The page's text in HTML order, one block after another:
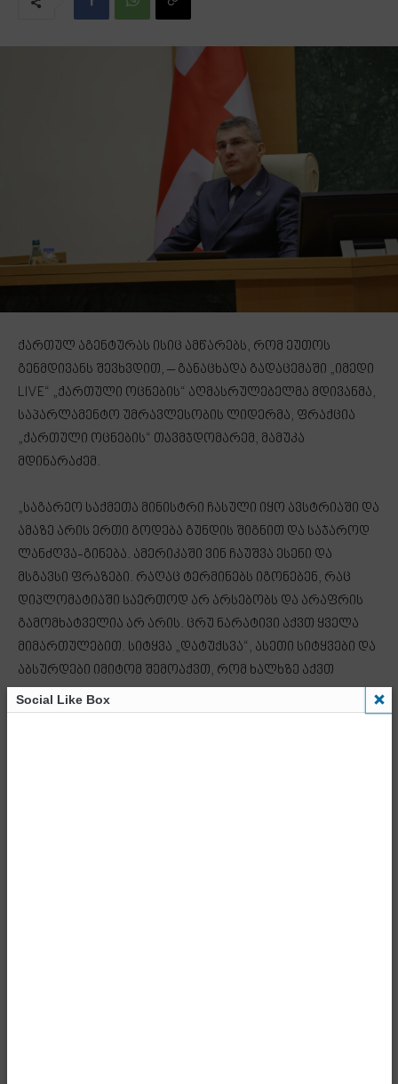
ქართულ აგენტურას ისიც ამწარებს, რომ ეუთოს
გენმდივანს შევხვდით, – განაცხადა გადაცემაში „იმედი
LIVE“ „ქართული ოცნების“ აღმასრულებელმა მდივანმა,
საპარლამენტო უმრავლესობის ლიდერმა, ფრაქცია
„ქართული ოცნების“ თავმჯდომარემ, მამუკა
მდინარაძემ.
„საგარეო საქმეთა მინისტრი ჩასული იყო ავსტრიაში და
ამაზე არის ერთი გოდება გუნდის შიგნით და საჯაროდ
ლანძღვა-გინება. ამერიკაში ვინ ჩაუშვა ესენი და
მსგავსი ფრაზები. რაღაც ტერმინებს იგონებენ, რაც
დიპლომატიაში საერთოდ არ არსებობს და არაფრის
გამომხატველია არ არის. ცრუ ნარატივი აქვთ ყველა
მიმართულებით. სიტყვა „დატუქსვა“, ასეთი სიტყვები და
აბსურდები იმიტომ შემოაქვთ, რომ ხალხზე აქვთ
ძალიან მცდარი წარმოდგენა. ხალხი ამას არ
დაიჯერებს, რომ საქართველოს ვიცე-პრემიერი ჩავიდა
Social Like Box